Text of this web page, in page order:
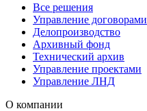
Все решения
Управление договорами
Делопроизводство
Архивный фонд
Технический архив
Управление проектами
Управление ЛНД
О компании